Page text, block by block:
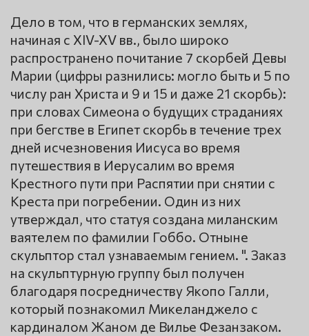
Дело в том, что в германских землях,
начиная с XIV-XV вв., было широко
распространено почитание 7 скорбей Девы
Марии (цифры разнились: могло быть и 5 по
числу ран Христа и 9 и 15 и даже 21 скорбь):
при словах Симеона о будущих страданиях
при бегстве в Египет скорбь в течение трех
дней исчезновения Иисуса во время
путешествия в Иерусалим во время
Крестного пути при Распятии при снятии с
Креста при погребении. Один из них
утверждал, что статуя создана миланским
ваятелем по фамилии Гоббо. Отныне
скульптор стал узнаваемым гением. ". Заказ
на скульптурную группу был получен
благодаря посредничеству Якопо Галли,
который познакомил Микеланджело с
кардиналом Жаном де Вилье Фезанзаком.